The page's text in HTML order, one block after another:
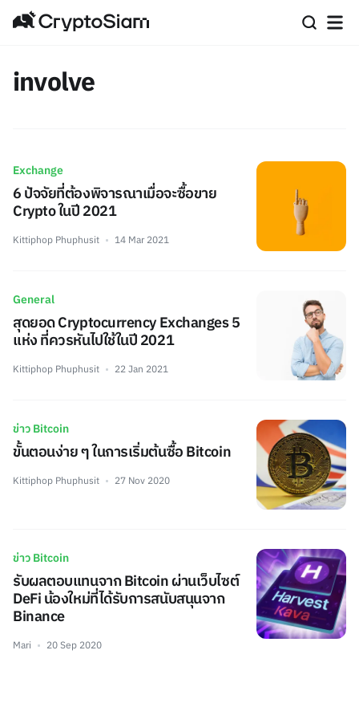
involve
Exchange
6 ปัจจัยที่ต้องพิจารณาเมื่อจะซื้อขาย
Crypto ในปี 2021
Kittiphop Phuphusit 14 Mar 2021
General
สุดยอด Cryptocurrency Exchanges 5
แห่ง ที่ควรหันไปใช้ในปี 2021
Kittiphop Phuphusit 22 Jan 2021
ข่าว Bitcoin
ขั้นตอนง่าย ๆ ในการเริ่มต้นซื้อ Bitcoin
Kittiphop Phuphusit 27 Nov 2020
ข่าว Bitcoin
รับผลตอบแทนจาก Bitcoin ผ่านเว็บไซต์
DeFi น้องใหม่ที่ได้รับการสนับสนุนจาก
Binance
Mari 20 Sep 2020